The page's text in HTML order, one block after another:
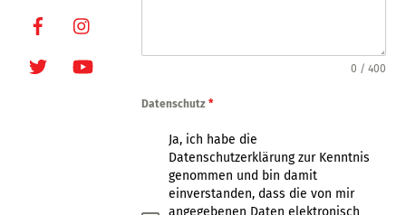
Facebook
Twitter Youtube
0 / 400
Datenschutz*
Ja, ich habe die
Datenschutzerklärung zur Kenntnis
genommen und bin damit
einverstanden, dass die von mir